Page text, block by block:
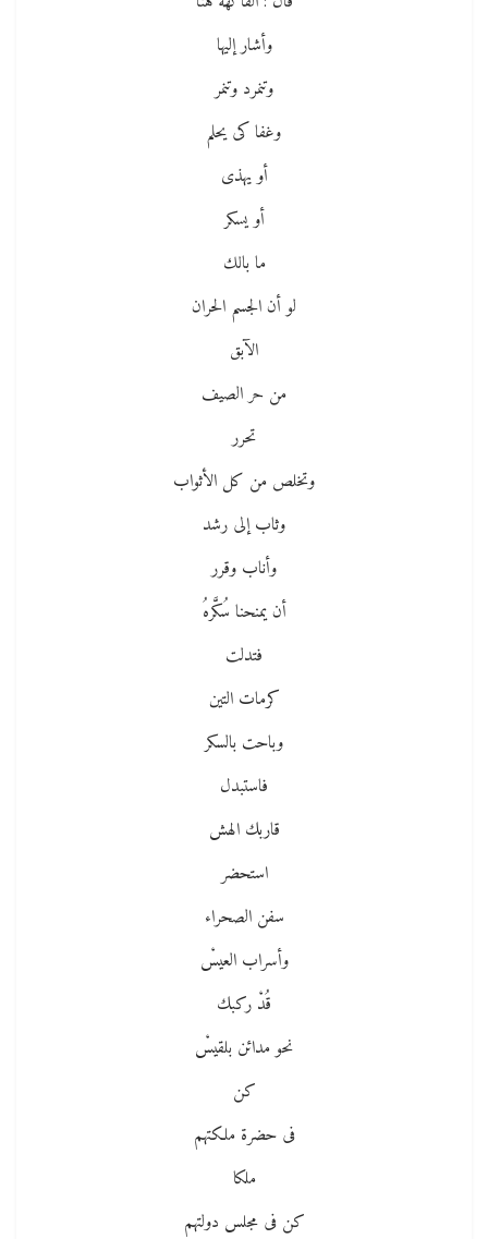
وأشار إليها
وتنمرد وتنمر
وغفا كى يحلم
أو يهذى
أو يسكر
ما بالك
لو أن الجسم الحران
الآبق
من حر الصيف
تحرر
وتخلص من كل الأثواب
وثاب إلى رشد
وأناب وقرر
أن يمنحنا سُكَّرهُ
فتدلت
كرمات التين
وباحت بالسكر
فاستبدل
قاربك الهش
استحضر
سفن الصحراء
وأسراب العيسْ
قُدْ ركبك
نحو مدائن بلقيسْ
كن
فى حضرة ملكتهم
ملكا
كن فى مجلس دولتهم